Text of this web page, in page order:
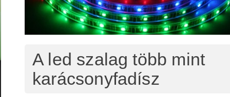
A led szalag több mint
karácsonyfadísz